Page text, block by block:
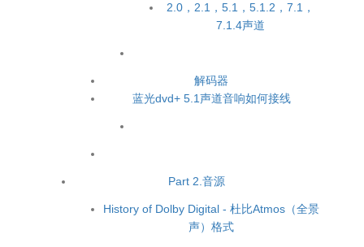
2.0，2.1，5.1，5.1.2，7.1，
7.1.4声道
解码器
蓝光dvd+ 5.1声道音响如何接线
Part 2.音源
History of Dolby Digital - 杜比Atmos（全景
声）格式